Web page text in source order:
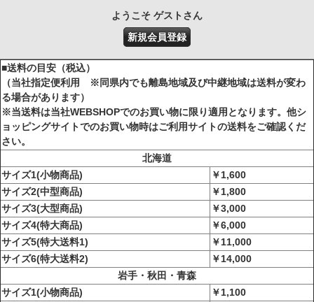
ようこそ ゲストさん
新規会員登録
■送料の目安（税込）
（当社指定便利用 ※同県内でも離島地域及び中継地域は送料が変わ
る場合があります）
※当送料は当社WEBSHOPでのお買い物に限り適用となります。他シ
ョッピングサイトでのお買い物時はご利用サイトの送料をご確認くだ
さい。
北海道
サイズ1(小物商品)
￥1,600
サイズ2(中型商品)
￥1,800
サイズ3(大型商品)
￥3,000
サイズ4(特大商品)
￥6,000
サイズ5(特大送料1)
￥11,000
サイズ6(特大送料2)
￥14,000
岩手・秋田・青森
サイズ1(小物商品)
￥1,100